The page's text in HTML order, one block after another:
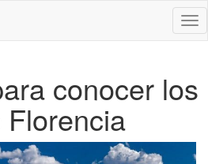
conocer los